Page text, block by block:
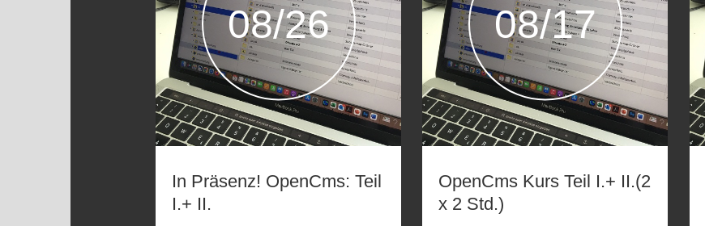
08/26
In Präsenz! OpenCms: Teil
I.+ II.
08/17
OpenCms Kurs Teil I.+ II.(2
x 2 Std.)